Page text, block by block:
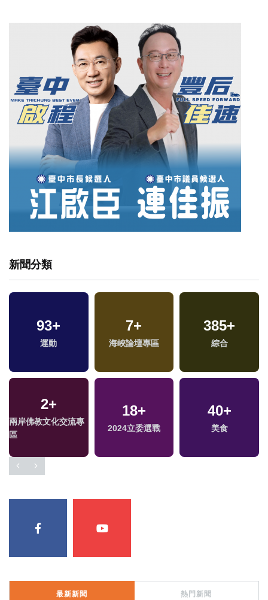
新聞分類
93+
運動
7+
海峽論壇專區
385+
綜合
2+
兩岸佛教文化交流專
區
18+
2024立委選戰
40+
美食
最新新聞 熱門新聞